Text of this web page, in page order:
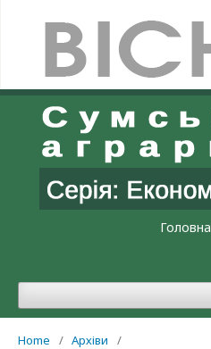
Головна
Home / Архіви
/